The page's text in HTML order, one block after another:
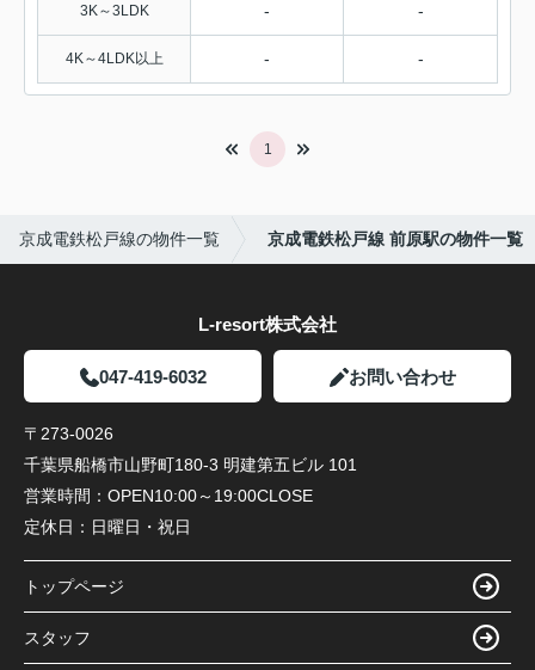
3K～3LDK - -
4K～4LDK以上 - -
1
京成電鉄松戸線の物件一覧 京成電鉄松戸線 前原駅の物件一覧
L-resort株式会社
047-419-6032 お問い合わせ
〒273-0026
千葉県船橋市山野町180-3 明建第五ビル 101
営業時間： OPEN10:00～19:00CLOSE
定休日： 日曜日・祝日
トップページ
スタッフ